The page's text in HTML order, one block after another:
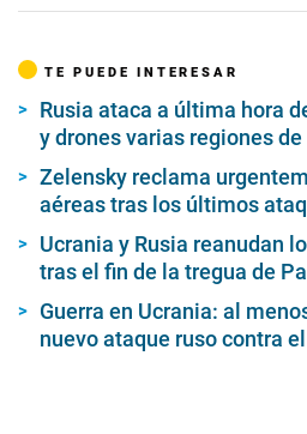
TE PUEDE INTERESAR
Rusia ataca a última hora
y drones varias regiones de
Zelensky reclama
aéreas tras los últimos
Ucrania y Rusia reanudan
tras el fin de la tregua de
Guerra en Ucrania: al
nuevo ataque ruso contra